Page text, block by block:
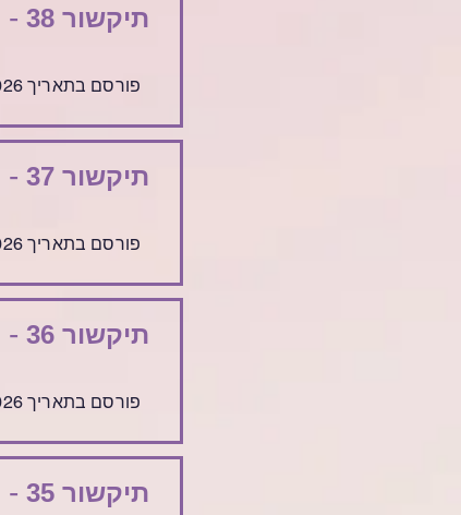
- תיקשור 38
פורסם בתאריך 29.7.2026
- תיקשור 37
פורסם בתאריך 22.7.2026
- תיקשור 36
פורסם בתאריך 15.7.2026
- תיקשור 35